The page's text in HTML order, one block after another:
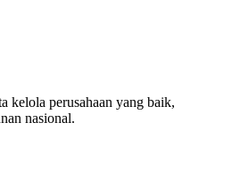
perusahaan yang baik,
nasional.